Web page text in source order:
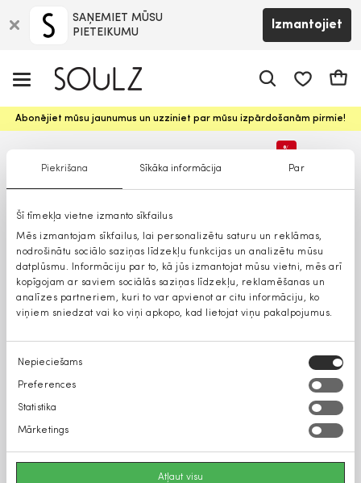
Piekrišana Sīkāka informācija Par
Šī tīmekļa vietne izmanto sīkfailus
Mēs izmantojam sīkfailus, lai personalizētu saturu un reklāmas,
nodrošinātu sociālo saziņas līdzekļu funkcijas un analizētu mūsu
datplūsmu. Informāciju par to, kā jūs izmantojat mūsu vietni, mēs arī
kopīgojam ar saviem sociālās saziņas līdzekļu, reklamēšanas un
analīzes partneriem, kuri to var apvienot ar citu informāciju, ko
viņiem sniedzat vai ko viņi apkopo, kad lietojat viņu pakalpojumus.
Piekrišanas
izvēle
Nepieciešams
Preferences
Statistika
Mārketings
Atļaut visu
SAŅEMIET MŪSU
PIETEIKUMU
Izmantojiet
Abonējiet mūsu jaunumus un uzziniet par mūsu izpārdošanām pirmie!
%
Lielāki izmēri